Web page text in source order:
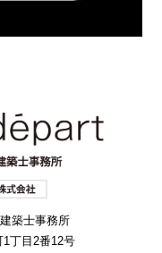
築士事務所
丁目2番12号